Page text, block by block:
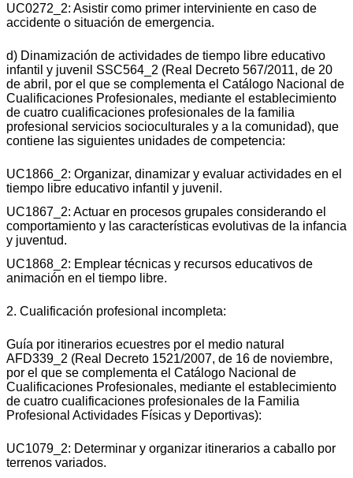
UC0272_2: Asistir como primer interviniente en caso de
accidente o situación de emergencia.
d) Dinamización de actividades de tiempo libre educativo
infantil y juvenil SSC564_2 (Real Decreto 567/2011, de 20
de abril, por el que se complementa el Catálogo Nacional de
Cualificaciones Profesionales, mediante el establecimiento
de cuatro cualificaciones profesionales de la familia
profesional servicios socioculturales y a la comunidad), que
contiene las siguientes unidades de competencia:
UC1866_2: Organizar, dinamizar y evaluar actividades en el
tiempo libre educativo infantil y juvenil.
UC1867_2: Actuar en procesos grupales considerando el
comportamiento y las características evolutivas de la infancia
y juventud.
UC1868_2: Emplear técnicas y recursos educativos de
animación en el tiempo libre.
2. Cualificación profesional incompleta:
Guía por itinerarios ecuestres por el medio natural
AFD339_2 (Real Decreto 1521/2007, de 16 de noviembre,
por el que se complementa el Catálogo Nacional de
Cualificaciones Profesionales, mediante el establecimiento
de cuatro cualificaciones profesionales de la Familia
Profesional Actividades Físicas y Deportivas):
UC1079_2: Determinar y organizar itinerarios a caballo por
terrenos variados.